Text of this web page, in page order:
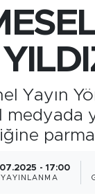
Yayın
medyada
- 17:00
YAYINLANMA